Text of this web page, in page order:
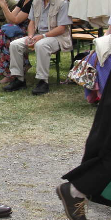
Marktfest
03.07.2026 - Bericht vom
Ausflug nach Kärnten
12.06.2026 - Eröffnung des
Landesbüros - ÖRHB
Landesgruppe Steiermark
Fronleichnam
31.05.2026 -
Bezirksmusikertreffen 2026
01.05.2026 - Weckruf
18.04.2026 - Frühjahrsputz
2026
08.04.2026 -
Abschlussveranstaltung
Blumenschmuckbewerb
05.04.2026 - Osterweckruf
Verwandte Galerien